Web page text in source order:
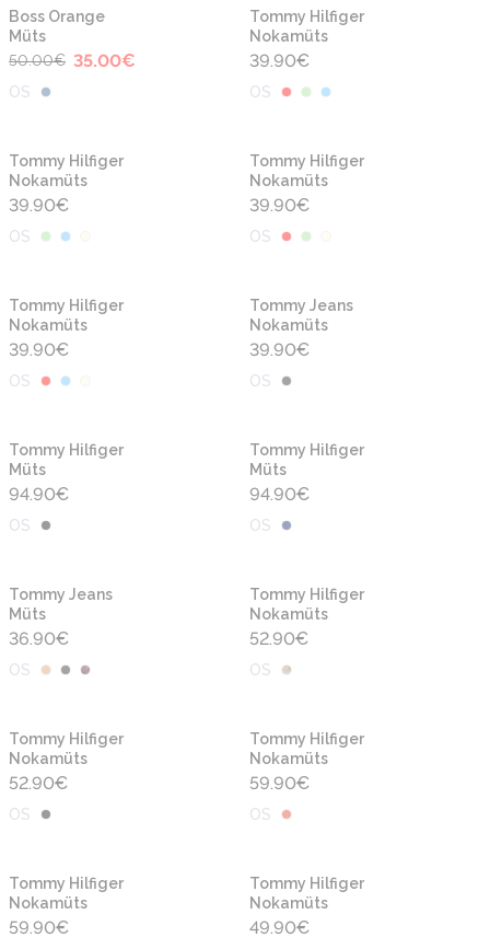
-30%
Boss Orange
Müts
50.00€ 35.00€
OS
Tommy Hilfiger
Nokamüts
39.90€
OS
Tommy Hilfiger
Nokamüts
39.90€
OS
Tommy Hilfiger
Nokamüts
39.90€
OS
Tommy Hilfiger
Nokamüts
39.90€
OS
Tommy Jeans
Nokamüts
39.90€
OS
Tommy Hilfiger
Müts
94.90€
OS
Tommy Hilfiger
Müts
94.90€
OS
Tommy Jeans
Müts
36.90€
OS
Tommy Hilfiger
Nokamüts
52.90€
OS
Tommy Hilfiger
Nokamüts
52.90€
OS
Tommy Hilfiger
Nokamüts
59.90€
OS
Tommy Hilfiger
Nokamüts
59.90€
Tommy Hilfiger
Nokamüts
49.90€